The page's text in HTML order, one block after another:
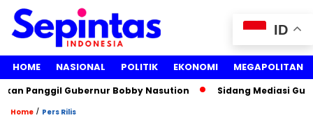
HOME NASIONAL POLITIK EKONOMI MEGAPOLITAN
Panggil Gubernur Bobby Nasution Sidang Mediasi
Home / Pers Rilis
ID